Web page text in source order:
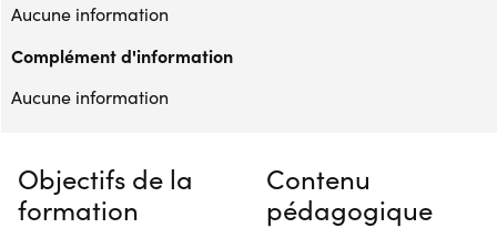
Aucune information
Complément d'information
Aucune information
Objectifs de la
formation
Contenu
pédagogique